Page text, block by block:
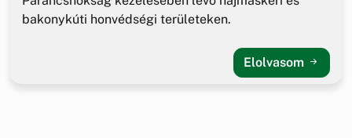
bakonykúti honvédségi területeken.
Elolvasom